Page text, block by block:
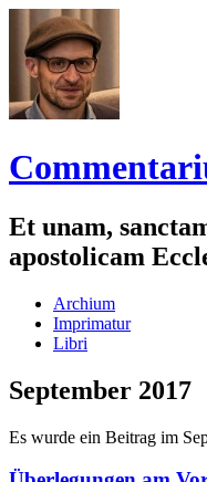
Et unam,
apostolicam
Zum
Inhalt
springen
Archium
Imprimatur
Libri
September 2017
Es wurde ein Beitrag im